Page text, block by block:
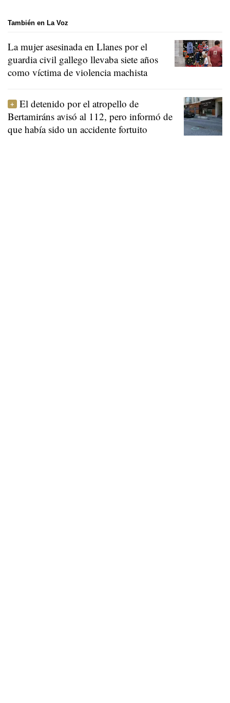
También en La Voz
La mujer asesinada en Llanes por el
guardia civil gallego llevaba siete años
como víctima de violencia machista
El detenido por el atropello de
Bertamiráns avisó al 112, pero informó de
que había sido un accidente fortuito